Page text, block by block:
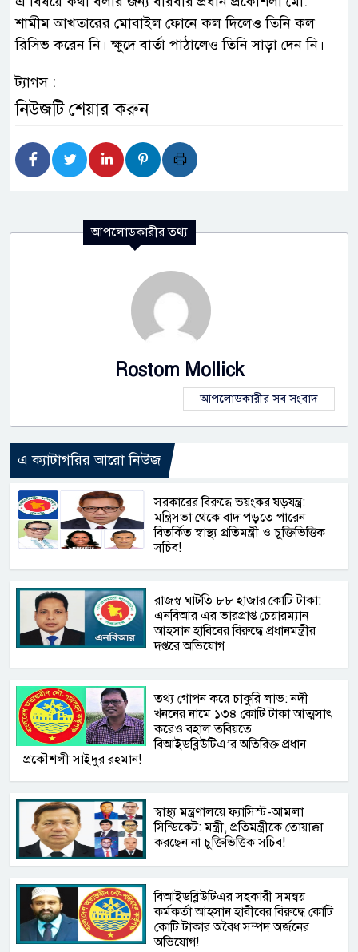
শামীম আখতারের মোবাইল ফোনে কল দিলেও তিনি কল
রিসিভ করেন নি। ক্ষুদে বার্তা পাঠালেও তিনি সাড়া দেন নি।
ট্যাগস :
নিউজটি শেয়ার করুন
আপলোডকারীর তথ্য
Rostom Mollick
আপলোডকারীর সব সংবাদ
এ ক্যাটাগরির আরো নিউজ
সরকারের বিরুদ্ধে ভয়ংকর ষড়যন্ত্র:
মন্ত্রিসভা থেকে বাদ পড়তে পারেন
বিতর্কিত স্বাস্থ্য প্রতিমন্ত্রী ও চুক্তিভিত্তিক
সচিব!
রাজস্ব ঘাটতি ৮৮ হাজার কোটি টাকা:
এনবিআর এর ভারপ্রাপ্ত চেয়ারম্যান
আহসান হাবিবের বিরুদ্ধে প্রধানমন্ত্রীর
দপ্তরে অভিযোগ
তথ্য গোপন করে চাকুরি লাভ: নদী
খননের নামে ১৩৪ কোটি টাকা আত্মসাৎ
করেও বহাল তবিয়তে
বিআইডব্লিউটিএ’র অতিরিক্ত প্রধান
প্রকৌশলী সাইদুর রহমান!
স্বাস্থ্য মন্ত্রণালয়ে ফ্যাসিস্ট-আমলা
সিন্ডিকেট: মন্ত্রী, প্রতিমন্ত্রীকে তোয়াক্কা
করছেন না চুক্তিভিত্তিক সচিব!
বিআইডব্লিউটিএর সহকারী সমন্বয়
কর্মকর্তা আহসান হাবীবের বিরুদ্ধে কোটি
কোটি টাকার অবৈধ সম্পদ অর্জনের
অভিযোগ!